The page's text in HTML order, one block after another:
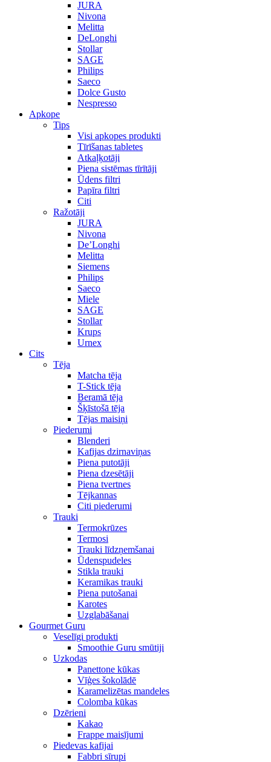
JURA
Nivona
Melitta
DeLonghi
Stollar
SAGE
Philips
Saeco
Dolce Gusto
Nespresso
Apkope
Tips
Visi apkopes produkti
Tīrīšanas tabletes
Atkaļķotāji
Piena sistēmas tīrītāji
Ūdens filtri
Papīra filtri
Citi
Ražotāji
JURA
Nivona
De’Longhi
Melitta
Siemens
Philips
Saeco
Miele
SAGE
Stollar
Krups
Urnex
Cits
Tēja
Matcha tēja
T-Stick tēja
Beramā tēja
Šķīstošā tēja
Tējas maisiņi
Piederumi
Blenderi
Kafijas dzirnaviņas
Piena putotāji
Piena dzesētāji
Piena tvertnes
Tējkannas
Citi piederumi
Trauki
Termokrūzes
Termosi
Trauki līdzņemšanai
Ūdenspudeles
Stikla trauki
Keramikas trauki
Piena putošanai
Karotes
Uzglabāšanai
Gourmet Guru
Veselīgi produkti
Smoothie Guru smūtiji
Uzkodas
Panettone kūkas
Vīģes šokolādē
Karamelizētas mandeles
Colomba kūkas
Dzērieni
Kakao
Frappe maisījumi
Piedevas kafijai
Fabbri sīrupi